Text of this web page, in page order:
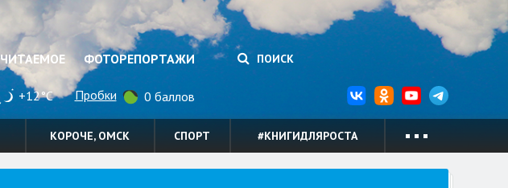
ФОТОРЕПОРТАЖИ ПОИСК
+12°C Пробки 0 баллов
КОРОЧЕ, ОМСК СПОРТ #КНИГИДЛЯРОСТА